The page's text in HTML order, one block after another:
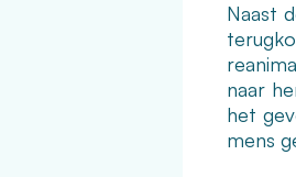
Naast
naar
het
mens